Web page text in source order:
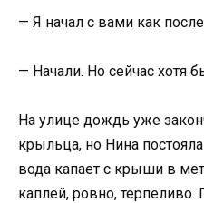
— Я начал с вами как
— Начали. Но сейчас хотя
На улице дождь уже
крыльца, но Нина
вода капает с крыши в
каплей, ровно,